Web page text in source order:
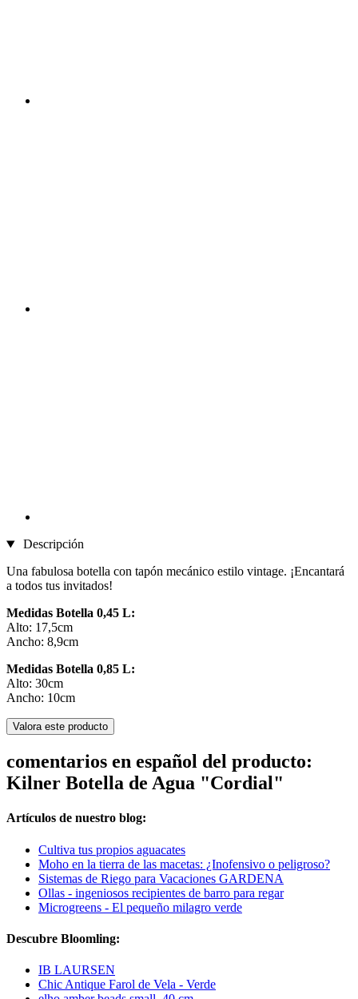
Descripción
Una fabulosa botella con tapón mecánico estilo vintage. ¡Encantará
a todos tus invitados!
Medidas Botella 0,45 L:
Alto: 17,5cm
Ancho: 8,9cm
Medidas Botella 0,85 L:
Alto: 30cm
Ancho: 10cm
Valora este producto
comentarios en español del producto:
Kilner Botella de Agua "Cordial"
Artículos de nuestro blog:
Cultiva tus propios aguacates
Moho en la tierra de las macetas: ¿Inofensivo o peligroso?
Sistemas de Riego para Vacaciones GARDENA
Ollas - ingeniosos recipientes de barro para regar
Microgreens - El pequeño milagro verde
Descubre Bloomling:
IB LAURSEN
Chic Antique Farol de Vela - Verde